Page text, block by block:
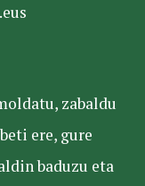
zabaldu
ere, gure
baduzu eta